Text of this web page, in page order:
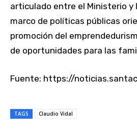
articulado entre el Ministerio y
marco de políticas públicas
promoción del
de oportunidades para las
Fuente: https://
TAGS Claudio Vidal